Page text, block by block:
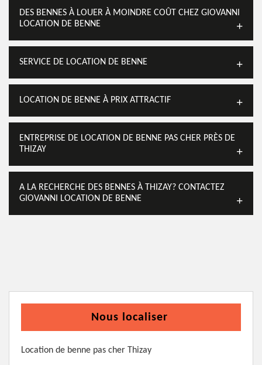
DES BENNES À LOUER À MOINDRE COÛT CHEZ GIOVANNI
LOCATION DE BENNE
SERVICE DE LOCATION DE BENNE
LOCATION DE BENNE À PRIX ATTRACTIF
ENTREPRISE DE LOCATION DE BENNE PAS CHER PRÈS DE
THIZAY
A LA RECHERCHE DES BENNES À THIZAY? CONTACTEZ
GIOVANNI LOCATION DE BENNE
Nous localiser
Location de benne pas cher Thizay